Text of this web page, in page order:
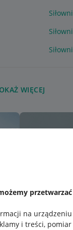
na
i treści,
WIĘCEJ